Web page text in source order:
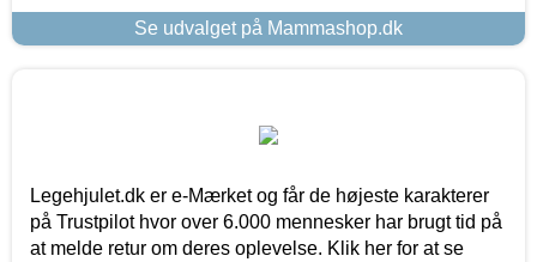
Se udvalget på Mammashop.dk
Legehjulet.dk er e-Mærket og får de højeste karakterer
på Trustpilot hvor over 6.000 mennesker har brugt tid på
at melde retur om deres oplevelse. Klik her for at se